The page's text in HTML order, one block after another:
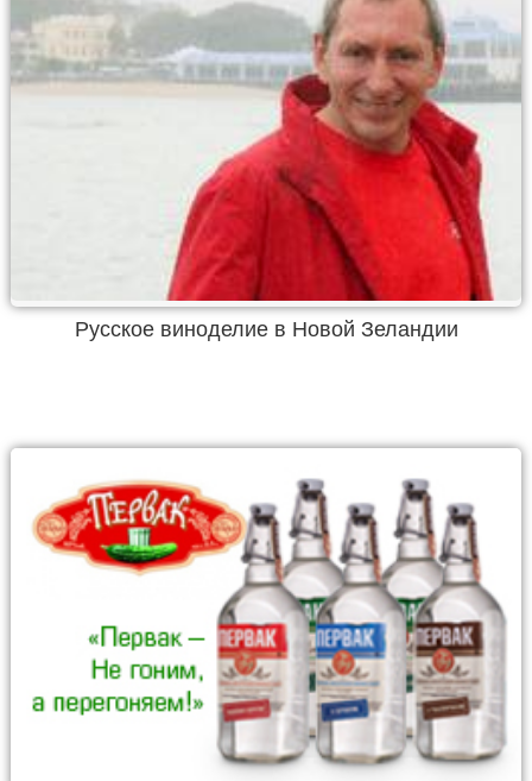
Русское виноделие в Новой Зеландии